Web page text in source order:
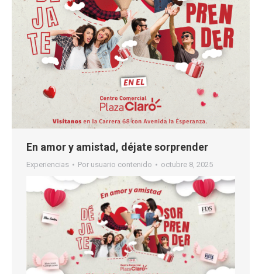
En amor y amistad, déjate sorprender
Experiencias Por usuario contenido octubre 8, 2025